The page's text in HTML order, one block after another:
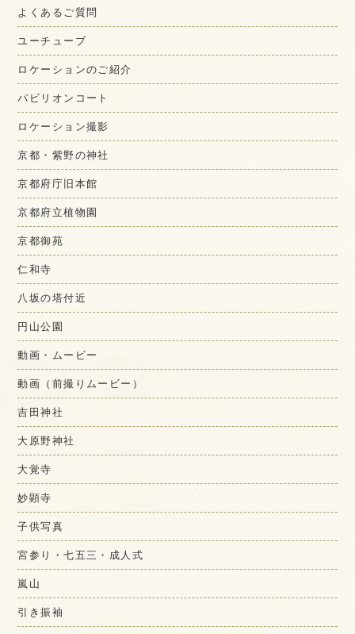
よくあるご質問
ユーチューブ
ロケーションのご紹介
パビリオンコート
ロケーション撮影
京都・紫野の神社
京都府庁旧本館
京都府立植物園
京都御苑
仁和寺
八坂の塔付近
円山公園
動画・ムービー
動画（前撮りムービー）
吉田神社
大原野神社
大覚寺
妙顕寺
子供写真
宮参り・七五三・成人式
嵐山
引き振袖